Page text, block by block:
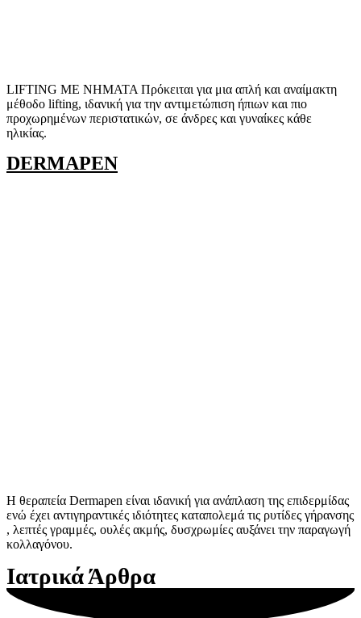
LIFTING ΜΕ ΝΗΜΑΤΑ Πρόκειται για μια απλή και αναίμακτη
μέθοδο lifting, ιδανική για την αντιμετώπιση ήπιων και πιο
προχωρημένων περιστατικών, σε άνδρες και γυναίκες κάθε
ηλικίας.
DERMAPEN
Η θεραπεία Dermapen είναι ιδανική για ανάπλαση της επιδερμίδας
ενώ έχει αντιγηραντικές ιδιότητες καταπολεμά τις ρυτίδες γήρανσης
, λεπτές γραμμές, ουλές ακμής, δυσχρωμίες αυξάνει την παραγωγή
κολλαγόνου.
Ιατρικά Άρθρα